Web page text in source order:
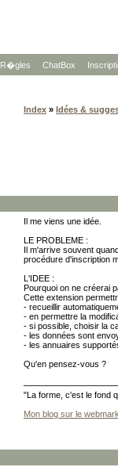
R�gles ChatBox
Index » Idées &
Il me viens une idée.
LE PROBLEME :
Il m'arrive souvent
procédure d'inscription
L'IDEE :
Pourquoi on ne créerai
Cette extension
- recueillir
- en permettre la
- si possible, choisir la
- les données sont
- les annuaires
Qu'en pensez-vous ?
"La forme, c'est le fond
Mon blog sur le